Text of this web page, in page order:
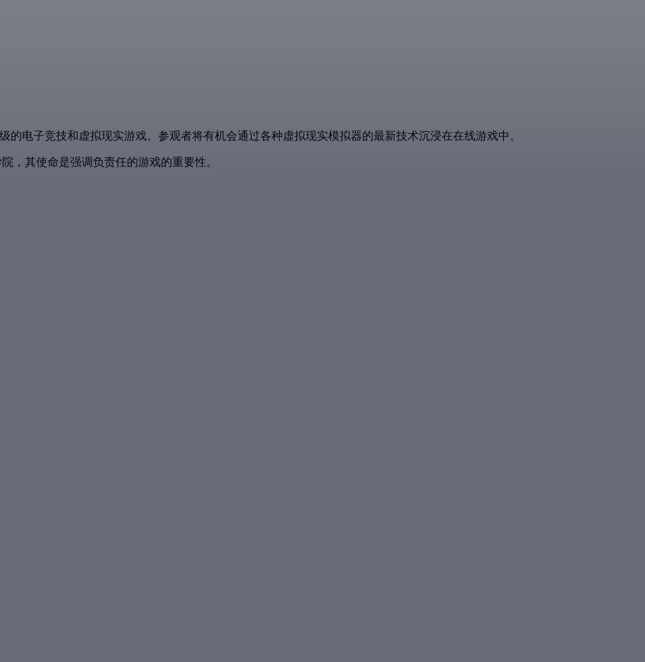
电子竞技和虚拟现实游戏。参观者将有机会通过各种虚拟现实模拟器的最新技术沉浸在在线游戏中。
，其使命是强调负责任的游戏的重要性。